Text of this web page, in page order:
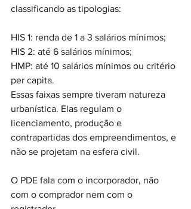
classificando as tipologias:
HIS 1: renda de 1 a 3 salários mínimos;
HIS 2: até 6 salários mínimos;
HMP: até 10 salários mínimos ou critério
per capita.
Essas faixas sempre tiveram natureza
urbanística. Elas regulam o
licenciamento, produção e
contrapartidas dos empreendimentos, e
não se projetam na esfera civil.
O PDE fala com o incorporador, não
com o comprador nem com o